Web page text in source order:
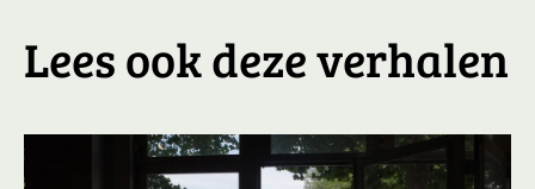
Lees ook deze verhalen